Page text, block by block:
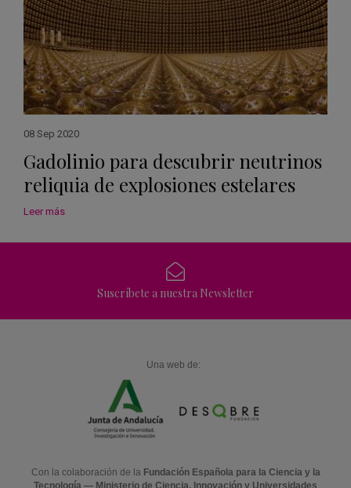
08 Sep 2020
Gadolinio para descubrir neutrinos
reliquia de explosiones estelares
Leer más
Suscríbete a nuestra Newsletter
Una web de:
Con la colaboración de la Fundación Española para la Ciencia y la